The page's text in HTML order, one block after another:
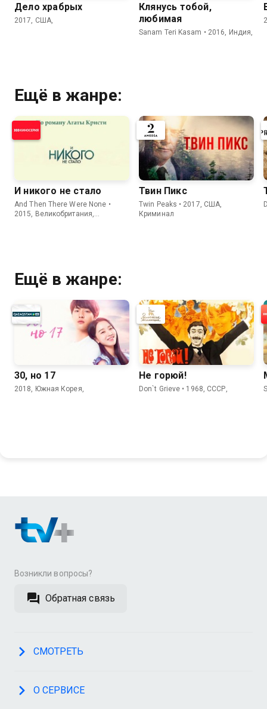
Дело храбрых
2017, США,
Клянусь тобой,
любимая
Sanam Teri Kasam • 2016, Индия,
Ещё в жанре:
И никого не стало
And Then There Were None •
2015, Великобритания,
Твин Пикс
Twin Peaks • 2017, США,
Криминал
Ещё в жанре:
30, но 17
2018, Южная Корея,
Не горюй!
Don`t Grieve • 1968, СССР,
Возникли вопросы?
Обратная связь
СМОТРЕТЬ
О СЕРВИСЕ